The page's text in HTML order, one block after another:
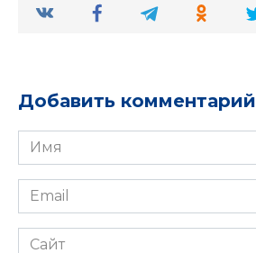
Добавить комментарий
Имя
*
Email
*
Сайт